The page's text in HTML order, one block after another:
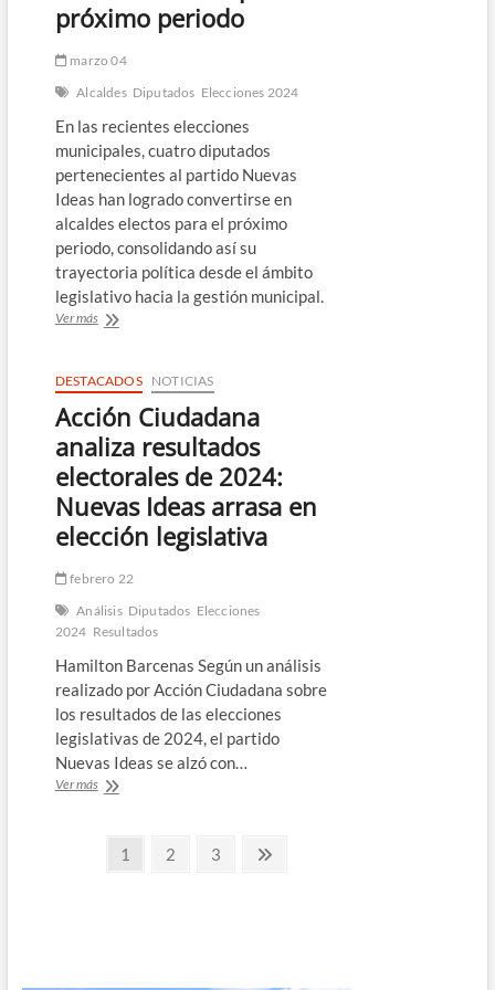
organizaciones
expresan
posturas
en
sociales
próximo periodo
marzo 04
Alcaldes Diputados Elecciones 2024
En las recientes elecciones
municipales, cuatro diputados
pertenecientes al partido Nuevas
Ideas han logrado convertirse en
alcaldes electos para el próximo
periodo, consolidando así su
trayectoria política desde el ámbito
legislativo hacia la gestión municipal.
Ver másDiputados
Ideas
se
convierten
en
alcaldes
electos
el
próximo
DESTACADOS NOTICIAS
Acción Ciudadana
analiza resultados
electorales de 2024:
Nuevas Ideas arrasa en
elección legislativa
febrero 22
Análisis Diputados Elecciones
2024 Resultados
Hamilton Barcenas Según un análisis
realizado por Acción Ciudadana sobre
los resultados de las elecciones
legislativas de 2024, el partido
Nuevas Ideas se alzó con…
Ver másAcción
electorales
Paginación
Página
1 Página
2 Página
3
Página